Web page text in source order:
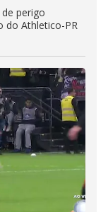
perigo
do Athletico-PR